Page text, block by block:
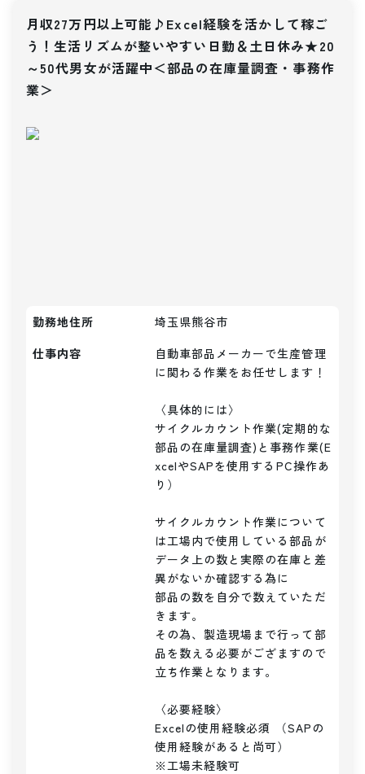
月収27万円以上可能♪Excel経験を活かして稼ご
う！生活リズムが整いやすい日勤＆土日休み★20
～50代男女が活躍中＜部品の在庫量調査・事務作
業＞
勤務地住所
埼玉県熊谷市
仕事内容
自動車部品メーカーで生産管理
に関わる作業をお任せします！
〈具体的には〉
サイクルカウント作業(定期的な
部品の在庫量調査)と事務作業(E
xcelやSAPを使用するPC操作あ
り）
サイクルカウント作業について
は工場内で使用している部品が
データ上の数と実際の在庫と差
異がないか確認する為に
部品の数を自分で数えていただ
きます。
その為、製造現場まで行って部
品を数える必要がござますので
立ち作業となります。
〈必要経験〉
Excelの使用経験必須 （SAPの
使用経験があると尚可）
※工場未経験可